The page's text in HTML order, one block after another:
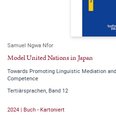
Samuel Ngwa Nfor
Model United Nations in Japan
Towards Promoting Linguistic Mediation
Competence
Tertiärsprachen, Band 12
2024 | Buch - Kartoniert